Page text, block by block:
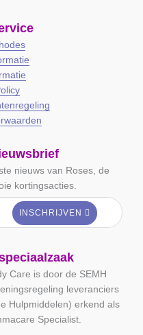
nieuws van Roses, de
kortingsacties.
Care is door de SEMH
leveranciers
Hulpmiddelen) erkend als
Specialist.